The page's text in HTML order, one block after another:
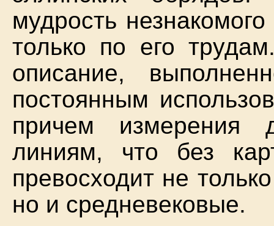
мудрость
только по его
описание,
постоянным
причем
линиям, что без
превосходит не
но и средневековые.